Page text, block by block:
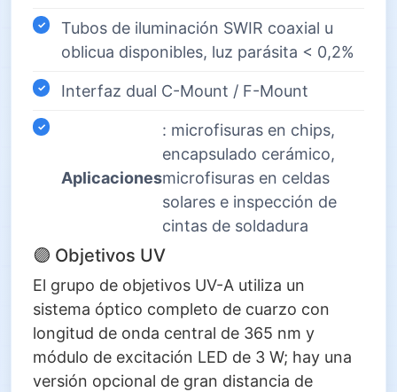
Tubos de iluminación SWIR coaxial u
oblicua disponibles, luz parásita < 0,2%
Interfaz dual C-Mount / F-Mount
Aplicaciones
: microfisuras en chips,
encapsulado cerámico,
microfisuras en celdas
solares e inspección de
cintas de soldadura
🟣 Objetivos UV
El grupo de objetivos UV-A utiliza un
sistema óptico completo de cuarzo con
longitud de onda central de 365 nm y
módulo de excitación LED de 3 W; hay una
versión opcional de gran distancia de